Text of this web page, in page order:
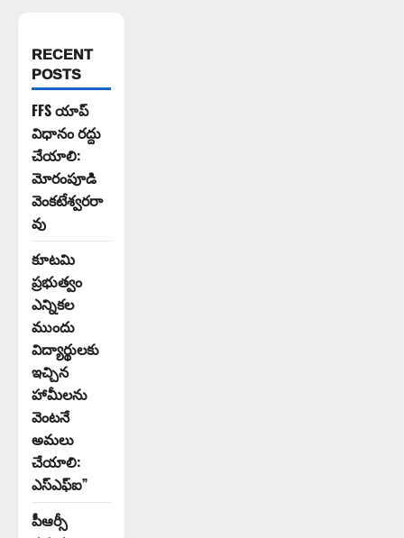
RECENT
POSTS
FFS యాప్
విధానం రద్దు
చేయాలి:
మోరంపూడి
వెంకటేశ్వరరా
వు
కూటమి
ప్రభుత్వం
ఎన్నికల
ముందు
విద్యార్థులకు
ఇచ్చిన
హామీలను
వెంటనే
అమలు
చేయాలి:
ఎస్ఎఫ్ఐ”
పీఆర్సీ